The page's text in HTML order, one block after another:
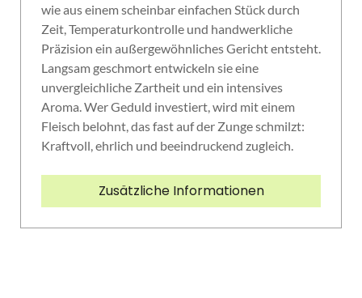
Zusätzliche Informationen
wie aus einem scheinbar einfachen Stück durch
Zeit, Temperaturkontrolle und handwerkliche
Präzision ein außergewöhnliches Gericht entsteht.
Langsam geschmort entwickeln sie eine
unvergleichliche Zartheit und ein intensives
Aroma. Wer Geduld investiert, wird mit einem
Fleisch belohnt, das fast auf der Zunge schmilzt:
Kraftvoll, ehrlich und beeindruckend zugleich.